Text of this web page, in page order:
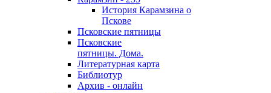
История Карамзина о
Пскове
Псковские пятницы
Псковские
пятницы. Дома.
Литературная карта
Библиотур
Архив - онлайн